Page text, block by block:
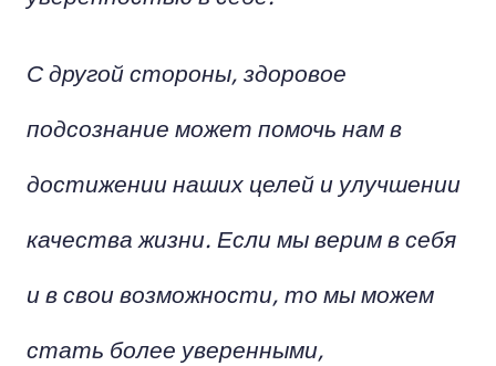
С другой стороны, здоровое
подсознание может помочь нам в
достижении наших целей и улучшении
качества жизни. Если мы верим в себя
и в свои возможности, то мы можем
стать более уверенными,